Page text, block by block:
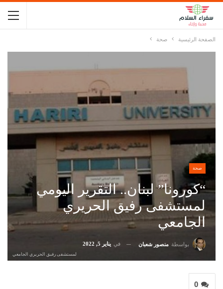
الصفحة الرئيسية صحة
صحة
“كورونا” لبنان.. التقرير اليومي
لمستشفى رفيق الحريري
الجامعي
بواسطة منصور شعبان في يناير 5, 2022
لمستشفى رفيق الحريري الجامعي
0